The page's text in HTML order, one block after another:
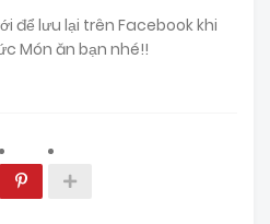
để lưu lại trên Facebook khi
Món ăn bạn nhé!!